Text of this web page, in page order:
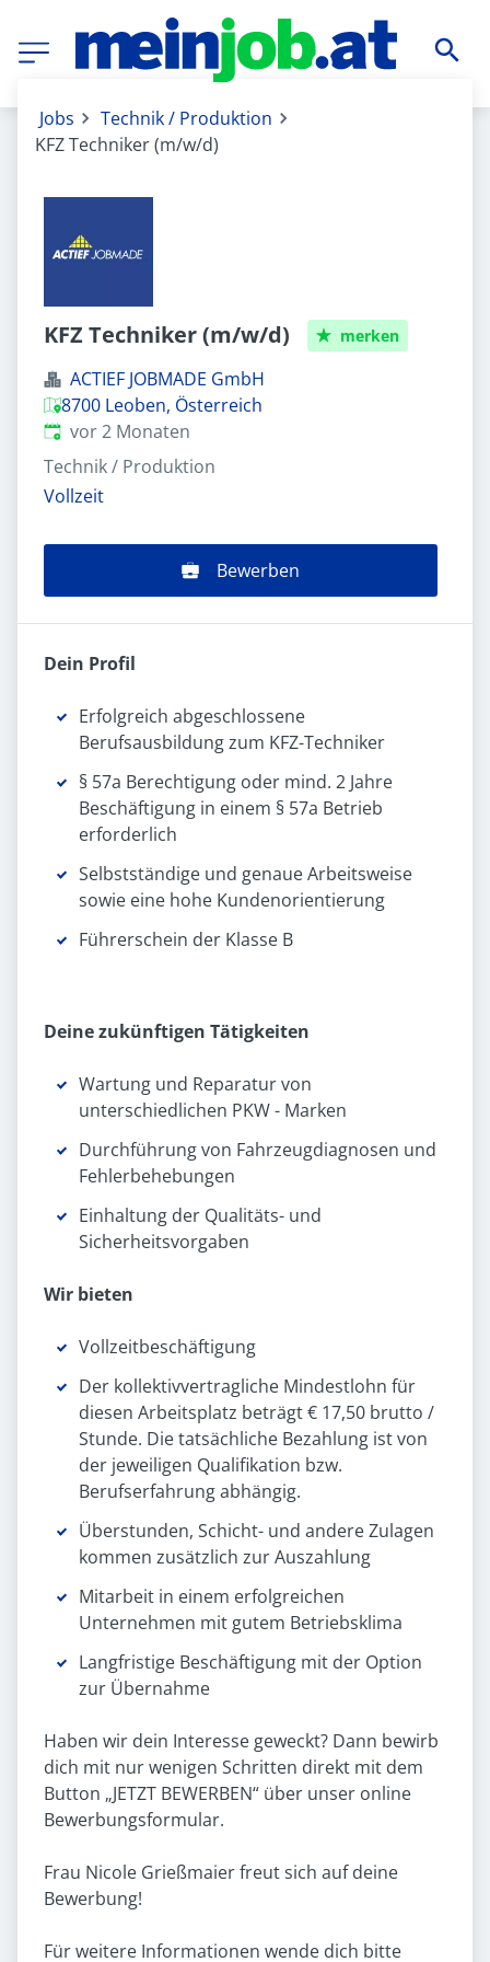
Jobs
Technik / Produktion
KFZ Techniker (m/w/d)
KFZ Techniker (m/w/d) merken
ACTIEF JOBMADE GmbH
8700 Leoben, Österreich
Veröffentlicht:
vor 2 Monaten
Technik / Produktion
Vollzeit
Bewerben
Dein Profil
Erfolgreich abgeschlossene
Berufsausbildung zum KFZ-Techniker
§ 57a Berechtigung oder mind. 2 Jahre
Beschäftigung in einem § 57a Betrieb
erforderlich
Selbstständige und genaue Arbeitsweise
sowie eine hohe Kundenorientierung
Führerschein der Klasse B
Deine zukünftigen Tätigkeiten
Wartung und Reparatur von
unterschiedlichen PKW - Marken
Durchführung von Fahrzeugdiagnosen und
Fehlerbehebungen
Einhaltung der Qualitäts- und
Sicherheitsvorgaben
Wir bieten
Vollzeitbeschäftigung
Der kollektivvertragliche Mindestlohn für
diesen Arbeitsplatz beträgt € 17,50 brutto /
Stunde. Die tatsächliche Bezahlung ist von
der jeweiligen Qualifikation bzw.
Berufserfahrung abhängig.
Überstunden, Schicht- und andere Zulagen
kommen zusätzlich zur Auszahlung
Mitarbeit in einem erfolgreichen
Unternehmen mit gutem Betriebsklima
Langfristige Beschäftigung mit der Option
zur Übernahme
Haben wir dein Interesse geweckt? Dann bewirb
dich mit nur wenigen Schritten direkt mit dem
Button „JETZT BEWERBEN“ über unser online
Bewerbungsformular.
Frau Nicole Grießmaier freut sich auf deine
Bewerbung!
Für weitere Informationen wende dich bitte